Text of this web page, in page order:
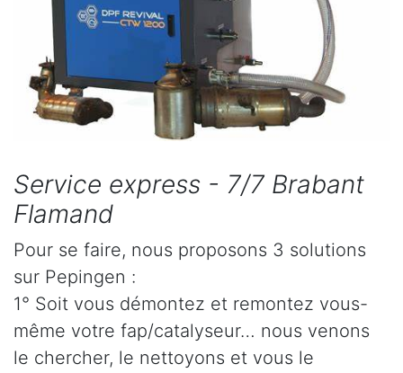
Service express - 7/7 Brabant
Flamand
Pour se faire, nous proposons 3 solutions
sur Pepingen :
1° Soit vous démontez et remontez vous-
même votre fap/catalyseur… nous venons
le chercher, le nettoyons et vous le